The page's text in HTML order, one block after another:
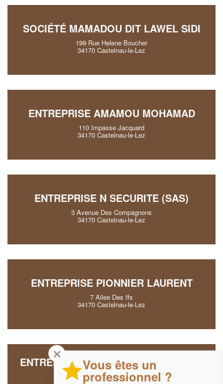
SOCIÉTÉ MAMADOU DIT LAWEL SIDI
199 Rue Helene Boucher
34170 Castelnau-le-Lez
ENTREPRISE AMAMOU MOHAMAD
110 Impasse Jacquard
34170 Castelnau-le-Lez
ENTREPRISE N SECURITE (SAS)
3 Avenue Des Compagnons
34170 Castelnau-le-Lez
ENTREPRISE PIONNIER LAURENT
7 Allee Des Ifs
34170 Castelnau-le-Lez
ENTREPRISE DYNAMIQUES SERVICES
SECURITES (SARL)
✕
Vous êtes un
professionnel ?